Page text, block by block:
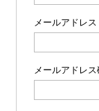
メールアドレス
メールアドレ